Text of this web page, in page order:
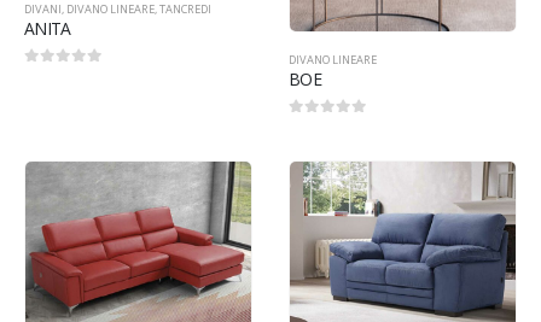
DIVANI, DIVANO LINEARE,TANCREDI
ANITA
DIVANO LINEARE
BOE